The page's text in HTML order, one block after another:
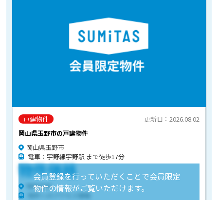
戸建物件
岡山県玉野市の戸建物件
更新日：2026.08.02
岡山県玉野市
電車：宇野線宇野駅 まで徒歩17分
会員登録を行っていただくことで会員限定
物件の情報がご覧いただけます。
物件価格
物件住所